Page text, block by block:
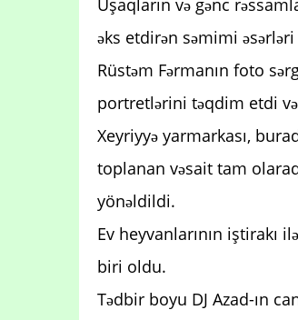
Uşaqların və gənc
əks etdirən səmimi
Rüstəm Fərmanın foto
portretlərini təqdim etdi və
Xeyriyyə yarmarkası,
toplanan vəsait tam
yönəldildi.
Ev heyvanlarının iştirakı
biri oldu.
Tədbir boyu DJ Azad-ın